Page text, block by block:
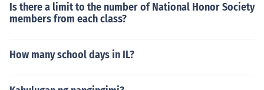
Is there a limit to the number of National Honor Society
members from each class?
How many school days in IL?